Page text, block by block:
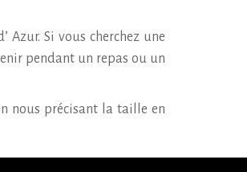
Si vous cherchez une
pendant un repas ou un
nous précisant la taille en